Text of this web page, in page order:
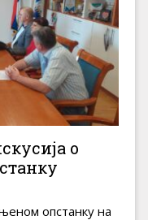
о
опстанку на